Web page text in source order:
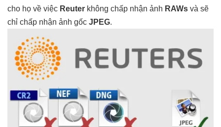
cho họ về việc Reuter không chấp nhận ảnh RAWs và sẽ
chỉ chấp nhận ảnh gốc JPEG.